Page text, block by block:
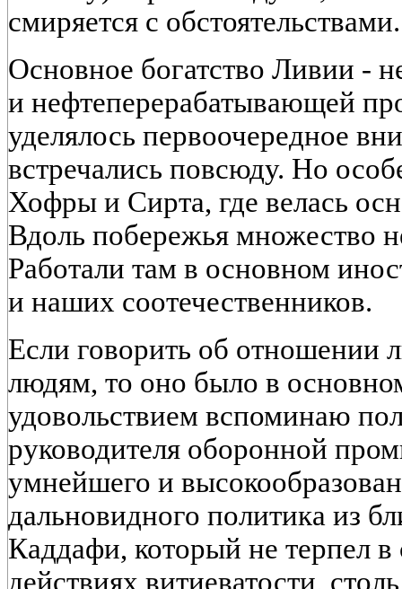
смиряется с обстоятельствами.
Основное богатство Ливии -
и нефтеперерабатывающей
уделялось первоочередное
встречались повсюду. Но
Хофры и Сирта, где велась
Вдоль побережья множество
Работали там в основном
и наших соотечественников.
Если говорить об отношении
людям, то оно было в
удовольствием вспоминаю
руководителя оборонной
умнейшего и
дальновидного политика из
Каддафи, который не терпел
действиях витиеватости,